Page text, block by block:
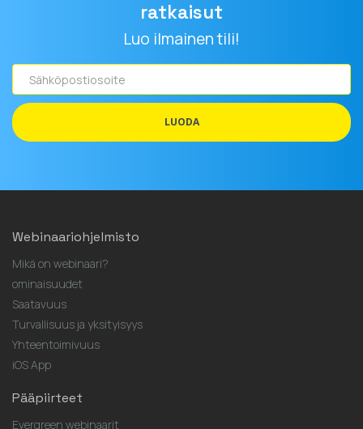
ratkaisut
Luo ilmainen tili!
Sähköpostiosoite
LUODA
Webinaariohjelmisto
Mikä on webinaari?
ominaisuudet
Saatavuus
Turvallisuus ja yksityisyys
Yhteentoimivuus
iOS App
Pääpiirteet
Evergreen webinaarit